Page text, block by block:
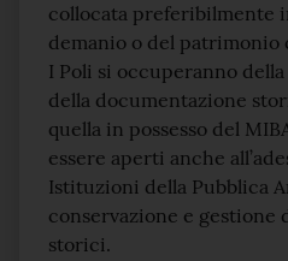
collocata preferibilmente
demanio o del patrimonio
I Poli si occuperanno
della documentazione
quella in possesso del
essere aperti anche
Istituzioni della Pubblica
conservazione e
storici.